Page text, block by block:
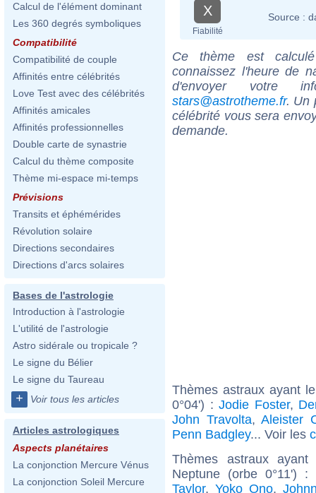
Calcul de l'élément dominant
Les 360 degrés symboliques
Compatibilité
Compatibilité de couple
Affinités entre célébrités
Love Test avec des célébrités
Affinités amicales
Affinités professionnelles
Double carte de synastrie
Calcul du thème composite
Thème mi-espace mi-temps
Prévisions
Transits et éphémérides
Révolution solaire
Directions secondaires
Directions d'arcs solaires
Bases de l'astrologie
Introduction à l'astrologie
L'utilité de l'astrologie
Astro sidérale ou tropicale ?
Le signe du Bélier
Le signe du Taureau
+ Voir tous les articles
Articles astrologiques
Aspects planétaires
La conjonction Mercure Vénus
La conjonction Soleil Mercure
X
Fiabilité
Source :
Ce thème est
connaissez l'heure de
d'envoyer votre
stars@astrotheme.fr. Un
célébrité vous sera
demande.
Thèmes astraux ayant
0°04') :Jodie Foster,
John Travolta,Aleister
Penn Badgley... Voir les
Thèmes astraux
Neptune (orbe 0°11') :
Taylor,Yoko Ono,